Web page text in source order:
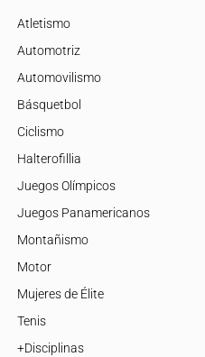
Atletismo
Automotriz
Automovilismo
Básquetbol
Ciclismo
Halterofillia
Juegos Olímpicos
Juegos Panamericanos
Montañismo
Motor
Mujeres de Élite
Tenis
+Disciplinas